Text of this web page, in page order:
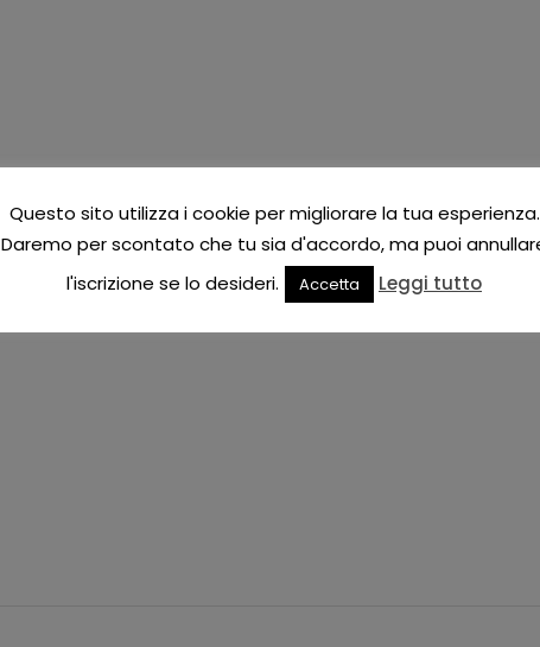
Questo sito utilizza i cookie per migliorare la tua esperienza.
Daremo per scontato che tu sia d'accordo, ma puoi
l'iscrizione se lo desideri.
Accetta Leggi tutto